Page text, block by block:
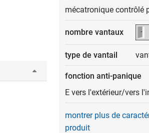
mécatronique contrôlé
nombre vantaux
type de vantail
fonction anti-panique
E vers l'extérieur/vers
montrer plus de
produit